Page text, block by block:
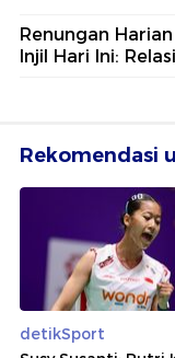
Renungan
Injil Hari Ini:
Rekomendasi
detikSport